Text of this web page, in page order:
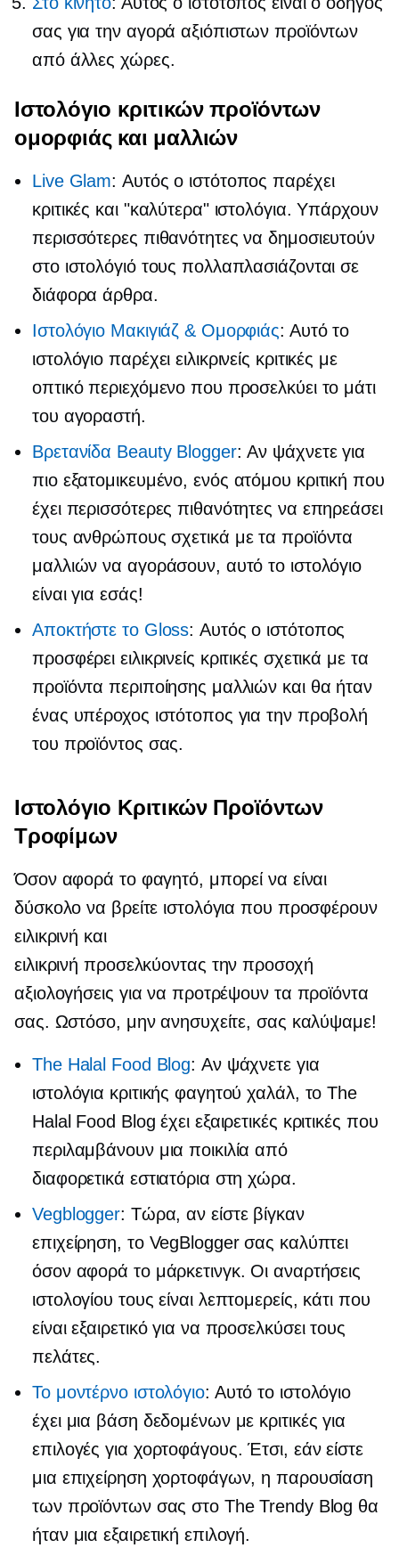
σας για την αγορά αξιόπιστων προϊόντων
από άλλες χώρες.
Ιστολόγιο κριτικών προϊόντων
ομορφιάς και μαλλιών
Live Glam: Αυτός ο ιστότοπος παρέχει
κριτικές και "καλύτερα" ιστολόγια. Υπάρχουν
περισσότερες πιθανότητες να δημοσιευτούν
στο ιστολόγιό τους πολλαπλασιάζονται σε
διάφορα άρθρα.
Ιστολόγιο Μακιγιάζ & Ομορφιάς: Αυτό το
ιστολόγιο παρέχει ειλικρινείς κριτικές με
οπτικό περιεχόμενο που προσελκύει το μάτι
του αγοραστή.
Βρετανίδα Beauty Blogger: Αν ψάχνετε για
πιο εξατομικευμένο, ενός ατόμου κριτική που
έχει περισσότερες πιθανότητες να επηρεάσει
τους ανθρώπους σχετικά με τα προϊόντα
μαλλιών να αγοράσουν, αυτό το ιστολόγιο
είναι για εσάς!
Αποκτήστε το Gloss: Αυτός ο ιστότοπος
προσφέρει ειλικρινείς κριτικές σχετικά με τα
προϊόντα περιποίησης μαλλιών και θα ήταν
ένας υπέροχος ιστότοπος για την προβολή
του προϊόντος σας.
Ιστολόγιο Κριτικών Προϊόντων
Τροφίμων
Όσον αφορά το φαγητό, μπορεί να είναι
δύσκολο να βρείτε ιστολόγια που προσφέρουν
ειλικρινή και
ειλικρινήπροσελκύοντας την προσοχή
αξιολογήσεις για να προτρέψουν τα προϊόντα
σας. Ωστόσο, μην ανησυχείτε, σας καλύψαμε!
The Halal Food Blog: Αν ψάχνετε για
ιστολόγια κριτικής φαγητού χαλάλ, το The
Halal Food Blog έχει εξαιρετικές κριτικές που
περιλαμβάνουν μια ποικιλία από
διαφορετικά εστιατόρια στη χώρα.
Vegblogger: Τώρα, αν είστε βίγκαν
επιχείρηση, το VegBlogger σας καλύπτει
όσον αφορά το μάρκετινγκ. Οι αναρτήσεις
ιστολογίου τους είναι λεπτομερείς, κάτι που
είναι εξαιρετικό για να προσελκύσει τους
πελάτες.
Το μοντέρνο ιστολόγιο: Αυτό το ιστολόγιο
έχει μια βάση δεδομένων με κριτικές για
επιλογές για χορτοφάγους. Έτσι, εάν είστε
μια επιχείρηση χορτοφάγων, η παρουσίαση
των προϊόντων σας στο The Trendy Blog θα
ήταν μια εξαιρετική επιλογή.